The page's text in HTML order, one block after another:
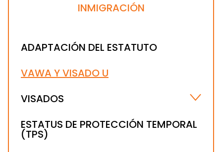
INMIGRACIÓN
ADAPTACIÓN DEL ESTATUTO
VAWA Y VISADO U
VISADOS
VISADO B-1
ABOGADO ESPECIALIZADO EN VISADOS H-1B
ESTATUS DE PROTECCIÓN TEMPORAL
(TPS)